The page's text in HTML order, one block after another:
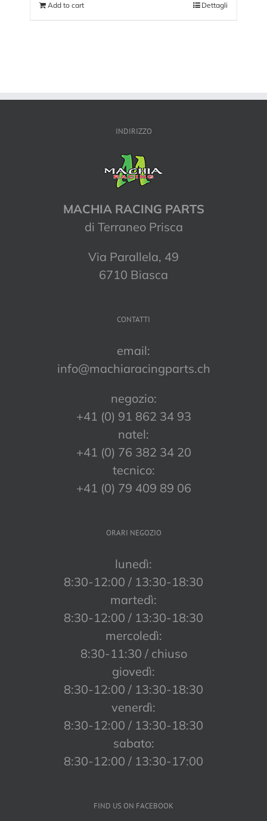
Add to cart Dettagli
INDIRIZZO
MACHIA RACING PARTS
di Terraneo Prisca
Via Parallela, 49
6710 Biasca
CONTATTI
email:
info@machiaracingparts.ch
negozio:
+41 (0) 91 862 34 93
natel:
+41 (0) 76 382 34 20
tecnico:
+41 (0) 79 409 89 06
ORARI NEGOZIO
lunedì:
8:30-12:00 / 13:30-18:30
martedì:
8:30-12:00 / 13:30-18:30
mercoledì:
8:30-11:30 / chiuso
giovedì:
8:30-12:00 / 13:30-18:30
venerdì:
8:30-12:00 / 13:30-18:30
sabato:
8:30-12:00 / 13:30-17:00
FIND US ON FACEBOOK